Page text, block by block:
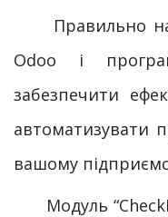
Правильно
Odoo і
забезпечити
автоматизувати
вашому
Модуль